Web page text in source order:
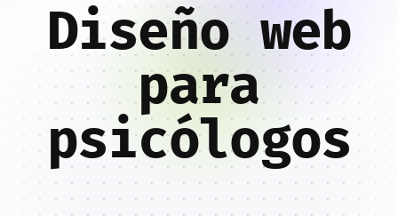
Diseño web
para
psicólogos